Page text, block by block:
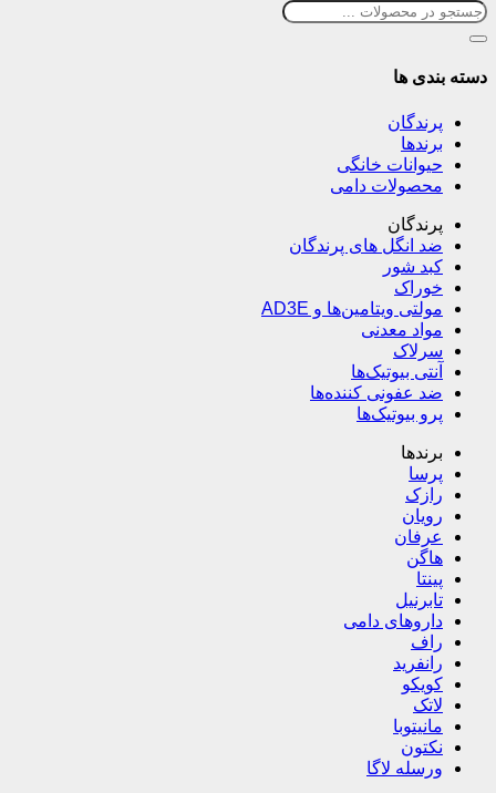
دسته بندی ها
پرندگان
برندها
حیوانات خانگی
محصولات دامی
پرندگان
ضد انگل های پرندگان
کبد شور
خوراک
مولتی ویتامین‌ها و AD3E
مواد معدنی
سرلاک
آنتی بیوتیک‌ها
ضد عفونی کننده‌ها
پرو بیوتیک‌ها
برندها
پرسا
رازک
رویان
عرفان
هاگن
پینتا
تابرنیل
داروهای دامی
راف
رانفرید
کویکو
لاتک
مانیتوبا
نکتون
ورسله لاگا